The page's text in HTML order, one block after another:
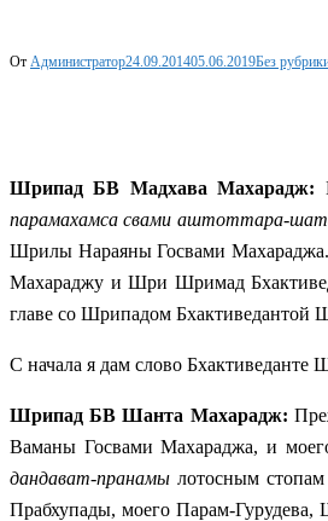
От Администратор24.09.201405.06.2019Без
Шрипад БВ Мадхава Махарадж:
парамахамса свами аштоттара-
Шрилы Нараяны Госвами
Махараджу и Шри Шримад
главе со Шрипадом Бхактиведантой
С начала я дам слово Бхактиведанте
Шрипад БВ Шанта Махарадж:
Ваманы Госвами Махараджа, и
дандават-пранамы лотосным
Прабхупады, моего Парам-